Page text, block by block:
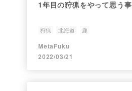
1年目の狩猟をやって思う事
狩猟 北海道 鹿
MetaFuku
2022/03/21